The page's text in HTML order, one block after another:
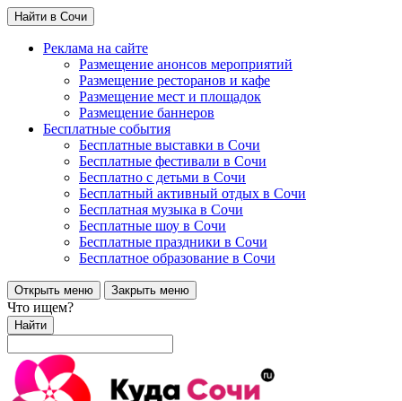
Найти в Сочи
Реклама на сайте
Размещение анонсов мероприятий
Размещение ресторанов и кафе
Размещение мест и площадок
Размещение баннеров
Бесплатные события
Бесплатные выставки в Сочи
Бесплатные фестивали в Сочи
Бесплатно с детьми в Сочи
Бесплатный активный отдых в Сочи
Бесплатная музыка в Сочи
Бесплатные шоу в Сочи
Бесплатные праздники в Сочи
Бесплатное образование в Сочи
Открыть меню Закрыть меню
Что ищем?
Найти